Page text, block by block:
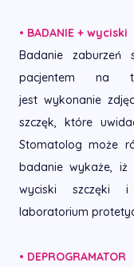
• BADANIE + wyciski
Badanie zaburzeń
pacjentem na
jest wykonanie
szczęk, które
Stomatolog może
badanie wykaże, iż
wyciski szczęki
laboratorium
• DEPROGRAMATOR